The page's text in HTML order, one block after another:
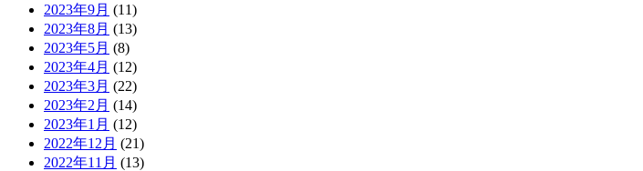
2023年9月 (11)
2023年8月 (13)
2023年5月 (8)
2023年4月 (12)
2023年3月 (22)
2023年2月 (14)
2023年1月 (12)
2022年12月 (21)
2022年11月 (13)